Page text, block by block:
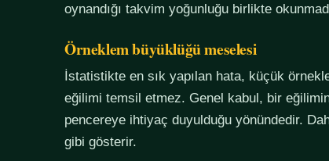
oynandığı takvim yoğunluğu birlikte
Örneklem büyüklüğü meselesi
İstatistikte en sık yapılan hata, küçük
eğilimi temsil etmez. Genel kabul, bir
pencereye ihtiyaç duyulduğu yönündedir.
gibi gösterir.